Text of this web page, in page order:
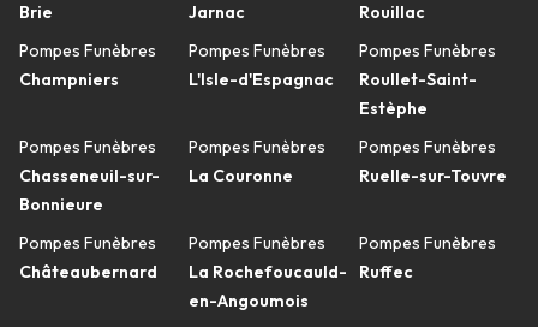
Brie
Pompes Funèbres
Champniers
Pompes Funèbres
Chasseneuil-sur-
Bonnieure
Pompes Funèbres
Châteaubernard
Jarnac
Pompes Funèbres
L'Isle-d'Espagnac
Pompes Funèbres
La Couronne
Pompes Funèbres
La Rochefoucauld-
en-Angoumois
Rouillac
Pompes Funèbres
Roullet-Saint-
Estèphe
Pompes Funèbres
Ruelle-sur-Touvre
Pompes Funèbres
Ruffec